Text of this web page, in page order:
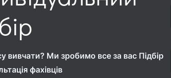
вивчати? Ми зробимо все за вас Підбір
фахівців